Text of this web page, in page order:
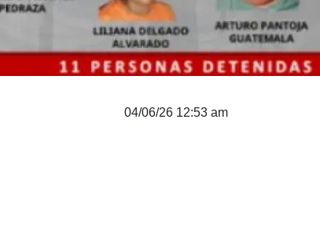
04/06/26 12:53 am